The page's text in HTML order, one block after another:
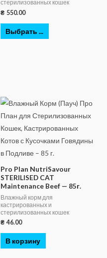
стерилизованных кошек
₴ 550.00
Выбрать ...
Pro Plan NutriSavour
STERILISED CAT
Maintenance Beef — 85г.
Влажный корм для
кастрированных и
стерилизованных кошек
₴ 46.00
В корзину